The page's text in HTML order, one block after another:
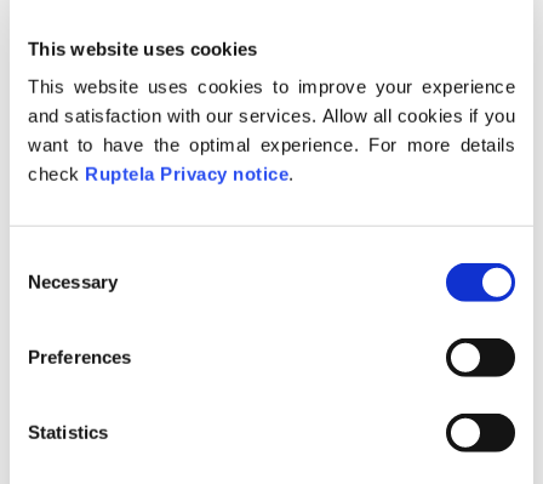
This website uses cookies
This website uses cookies to improve your experience
and satisfaction with our services. Allow all cookies if you
want to have the optimal experience. For more details
check Ruptela Privacy notice.
Necessary
Preferences
Statistics
В случаях когда пользователь хочет
изменить адрес сервера по каким либо
причинам, то пользователю необходимо
найти настройки приложения. Найдите